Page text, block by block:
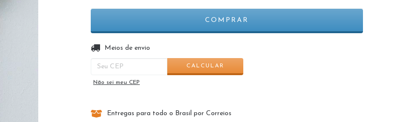
Entregas para o CEP:
Meios de envio
CALCULAR
Não sei meu CEP
Entregas para todo o Brasil por Correios